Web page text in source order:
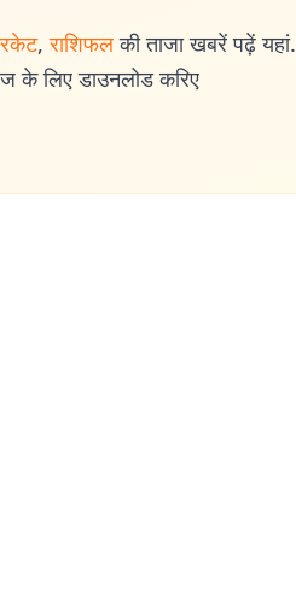
, राशिफल की ताजा खबरें पढ़ें यहां.
के लिए डाउनलोड करिए